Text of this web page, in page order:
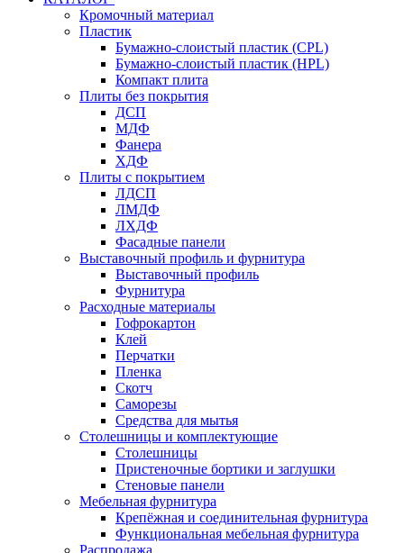
Кромочный материал
Пластик
Бумажно-слоистый пластик (CPL)
Бумажно-слоистый пластик (HPL)
Компакт плита
Плиты без покрытия
ДСП
МДФ
Фанера
ХДФ
Плиты с покрытием
ЛДСП
ЛМДФ
ЛХДФ
Фасадные панели
Выставочный профиль и фурнитура
Выставочный профиль
Фурнитура
Расходные материалы
Гофрокартон
Клей
Перчатки
Пленка
Скотч
Саморезы
Средства для мытья
Столешницы и комплектующие
Столешницы
Пристеночные бортики и заглушки
Стеновые панели
Мебельная фурнитура
Крепёжная и соединительная фурнитура
Функциональная мебельная фурнитура
Распродажа